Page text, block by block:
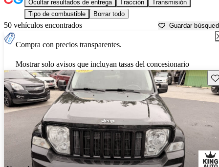
Ocultar resultados de entrega Tracción
Transmisión
Tipo de combustible
Borrar todo
50 vehículos encontrados Guardar
Compra con precios transparentes.
Mostrar solo avisos que incluyan tasas del concesionario